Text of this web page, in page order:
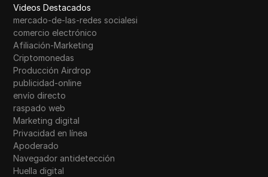
Videos Destacados
mercado-de-las-redes socialesi
comercio electrónico
Afiliación-Marketing
Criptomonedas
Producción Airdrop
publicidad-online
envío directo
raspado web
Marketing digital
Privacidad en línea
Apoderado
Navegador antidetección
Huella digital